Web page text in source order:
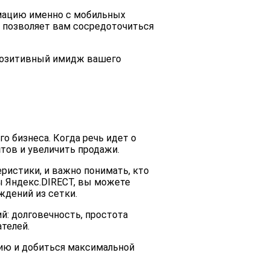
именно с мобильных
вам сосредоточиться
имидж вашего
бизнеса. Когда речь идет о
и увеличить продажи.
и важно понимать, кто
Яндекс.DIRECT, вы можете
из сетки.
долговечность, простота
и добиться максимальной